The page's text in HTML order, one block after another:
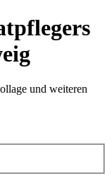
und weiteren